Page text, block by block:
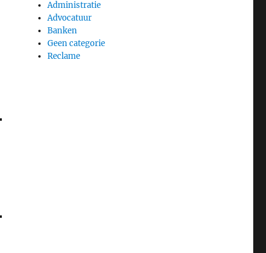
Administratie
Advocatuur
Banken
Geen categorie
Reclame